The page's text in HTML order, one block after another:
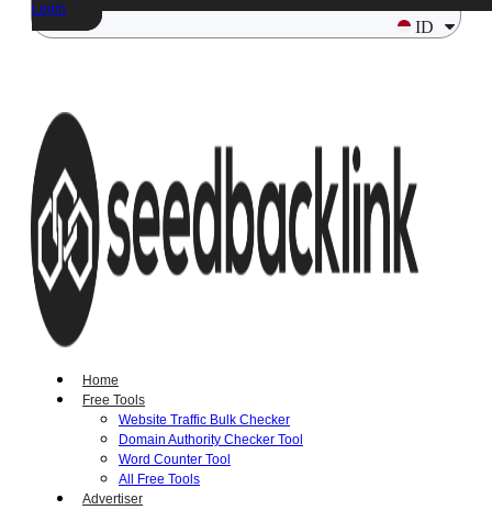
Login
ID
Home
Free Tools
Website Traffic Bulk Checker
Domain Authority Checker Tool
Word Counter Tool
All Free Tools
Advertiser